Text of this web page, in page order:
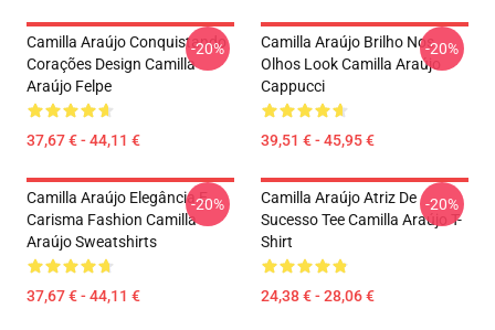
Camilla Araújo Conquistando
Corações Design Camilla
Araújo Felpe
37,67 € - 44,11 €
-20%
Camilla Araújo Brilho Nos
Olhos Look Camilla Araújo
Cappucci
39,51 € - 45,95 €
-20%
Camilla Araújo Elegância E
Carisma Fashion Camilla
Araújo Sweatshirts
37,67 € - 44,11 €
-20%
Camilla Araújo Atriz De
Sucesso Tee Camilla Araújo T-
Shirt
24,38 € - 28,06 €
-20%